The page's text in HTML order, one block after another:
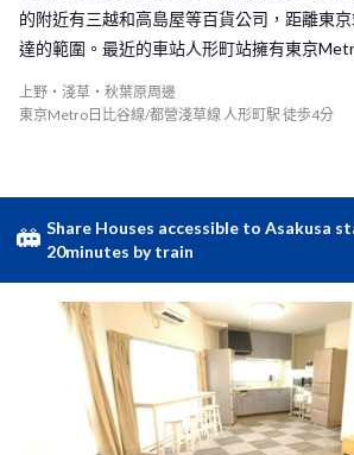
的附近有三越和高島屋等百貨公司，距離東
達的範圍。最近的車站人形町站擁有東京
草，搭電車更只需要六分鐘便可以抵達！ 日本
牆上放滿了大家在這裡開新生活的照片、充
ouse各種回憶。 如此舒適的生活環境，加上
能為你的東京生活帶來美好的開始！
上野・淺草・秋葉原周邊
東京Metro日比谷線/都營淺草線 人形町駅 徒歩4分
Share Houses accessible to Asakusa
20minutes by train